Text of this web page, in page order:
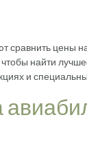
сравнить цены
найти
и